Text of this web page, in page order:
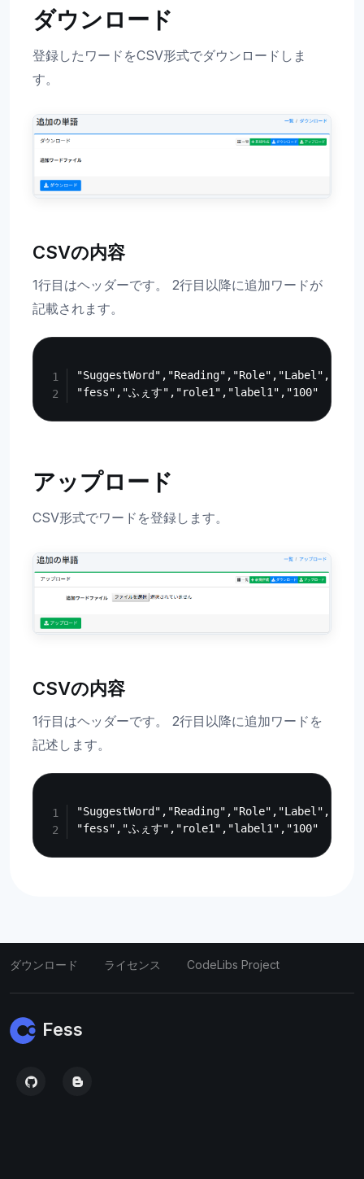
ダウンロード
登録したワードをCSV形式でダウンロードしま
す。
CSVの内容
1行目はヘッダーです。 2行目以降に追加ワードが
記載されます。
アップロード
CSV形式でワードを登録します。
CSVの内容
1行目はヘッダーです。 2行目以降に追加ワードを
記述します。
ダウンロード ライセンス CodeLibs Project
Fess